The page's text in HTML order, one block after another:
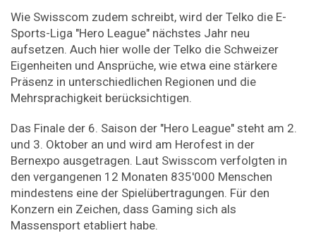
Wie Swisscom zudem schreibt, wird der Telko die E-
Sports-Liga "Hero League" nächstes Jahr neu
aufsetzen. Auch hier wolle der Telko die Schweizer
Eigenheiten und Ansprüche, wie etwa eine stärkere
Präsenz in unterschiedlichen Regionen und die
Mehrsprachigkeit berücksichtigen.
Das Finale der 6. Saison der "Hero League" steht am 2.
und 3. Oktober an und wird am Herofest in der
Bernexpo ausgetragen. Laut Swisscom verfolgten in
den vergangenen 12 Monaten 835'000 Menschen
mindestens eine der Spielübertragungen. Für den
Konzern ein Zeichen, dass Gaming sich als
Massensport etabliert habe.